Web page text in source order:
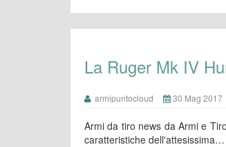
La Ruger Mk IV
armipuntocloud 30 Mag 2017
Armi da tiro news da Armi e
caratteristiche dell'attesissima…